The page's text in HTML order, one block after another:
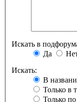
Искать в
Да
Искать:
В
Только в
Только